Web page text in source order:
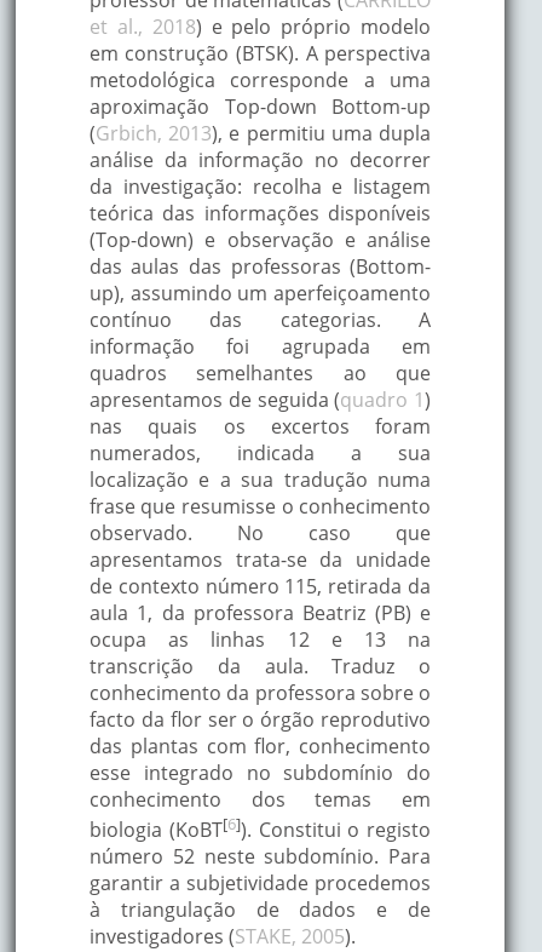
et al., 2018) e pelo próprio modelo
em construção (BTSK). A perspectiva
metodológica corresponde a uma
aproximação Top-down Bottom-up
(Grbich, 2013), e permitiu uma dupla
análise da informação no decorrer
da investigação: recolha e listagem
teórica das informações disponíveis
(Top-down) e observação e análise
das aulas das professoras (Bottom-
up), assumindo um aperfeiçoamento
contínuo das categorias. A
informação foi agrupada em
quadros semelhantes ao que
apresentamos de seguida (quadro 1)
nas quais os excertos foram
numerados, indicada a sua
localização e a sua tradução numa
frase que resumisse o conhecimento
observado. No caso que
apresentamos trata-se da unidade
de contexto número 115, retirada da
aula 1, da professora Beatriz (PB) e
ocupa as linhas 12 e 13 na
transcrição da aula. Traduz o
conhecimento da professora sobre o
facto da flor ser o órgão reprodutivo
das plantas com flor, conhecimento
esse integrado no subdomínio do
conhecimento dos temas em
biologia (KoBT[6]). Constitui o registo
número 52 neste subdomínio. Para
garantir a subjetividade procedemos
à triangulação de dados e de
investigadores (STAKE, 2005).